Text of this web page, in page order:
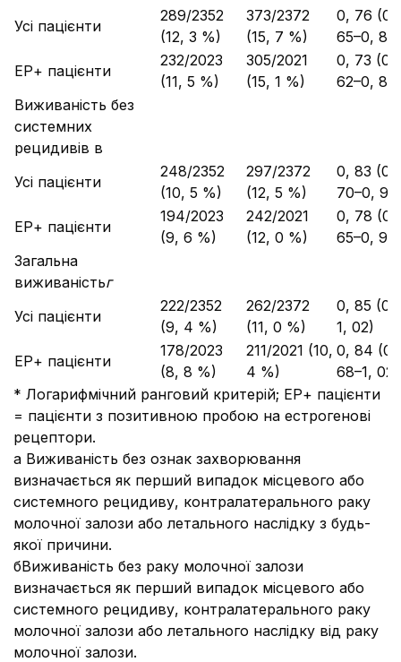
Усі пацієнти
289/2352
(12, 3 %)
373/2372
(15, 7 %)
0, 76 (0,
65–0, 89)
ЕР+ пацієнти
232/2023
(11, 5 %)
305/2021
(15, 1 %)
0, 73 (0,
62–0, 87)
Виживаність без
системних
рецидивів в
Усі пацієнти
248/2352
(10, 5 %)
297/2372
(12, 5 %)
0, 83 (0,
70–0,
ЕР+ пацієнти
194/2023
(9, 6 %)
242/2021
(12, 0 %)
0, 78 (0,
65–0, 95)
Загальна
виживаністьг
Усі пацієнти
222/2352
(9, 4 %)
262/2372
(11, 0 %)
0, 85 (0,
1, 02)
ЕР+ пацієнти
178/2023
(8, 8 %)
211/2021 (10,
4 %)
0, 84 (0,
68–1, 02)
* Логарифмічний ранговий критерій; ЕР+ пацієнти
= пацієнти з позитивною пробою на естрогенові
рецептори.
a Виживаність без ознак захворювання
визначається як перший випадок місцевого або
системного рецидиву, контралатерального раку
молочної залози або летального наслідку з будь-
якої причини.
бВиживаність без раку молочної залози
визначається як перший випадок місцевого або
системного рецидиву, контралатерального раку
молочної залози або летального наслідку від раку
молочної залози.